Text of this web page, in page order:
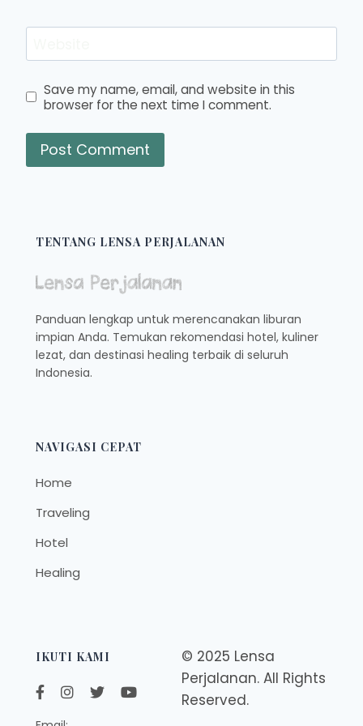
Save my name, email, and website in this
browser for the next time I comment.
TENTANG LENSA PERJALANAN
Panduan lengkap untuk merencanakan liburan
impian Anda. Temukan rekomendasi hotel, kuliner
lezat, dan destinasi healing terbaik di seluruh
Indonesia.
NAVIGASI CEPAT
Home
Traveling
Hotel
Healing
IKUTI KAMI
© 2025 Lensa
Perjalanan. All Rights
Reserved.